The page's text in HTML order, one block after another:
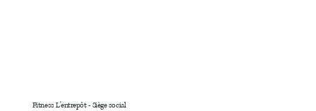
Fitness L'entrepôt - Siège social